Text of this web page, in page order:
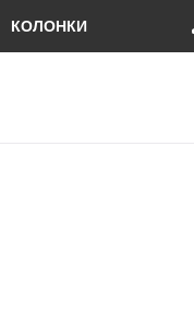
КОЛОНКИ